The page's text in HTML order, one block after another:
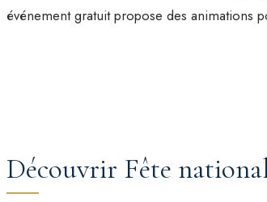
événement gratuit propose des animations
Découvrir Fête